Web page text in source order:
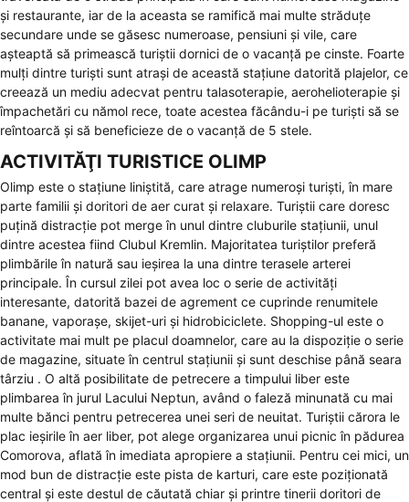
și restaurante, iar de la aceasta se ramifică mai multe străduțe
secundare unde se găsesc numeroase, pensiuni și vile, care
așteaptă să primească turiștii dornici de o vacanță pe cinste. Foarte
mulți dintre turiști sunt atrași de această stațiune datorită plajelor, ce
creează un mediu adecvat pentru talasoterapie, aerohelioterapie și
împachetări cu nămol rece, toate acestea făcându-i pe turiști să se
reîntoarcă și să beneficieze de o vacanță de 5 stele.
ACTIVITĂŢI TURISTICE OLIMP
Olimp este o stațiune liniștită, care atrage numeroși turiști, în mare
parte familii și doritori de aer curat și relaxare. Turiștii care doresc
puțină distracție pot merge în unul dintre cluburile stațiunii, unul
dintre acestea fiind Clubul Kremlin. Majoritatea turiștilor preferă
plimbările în natură sau ieșirea la una dintre terasele arterei
principale. În cursul zilei pot avea loc o serie de activități
interesante, datorită bazei de agrement ce cuprinde renumitele
banane, vaporașe, skijet-uri și hidrobiciclete. Shopping-ul este o
activitate mai mult pe placul doamnelor, care au la dispoziție o serie
de magazine, situate în centrul stațiunii și sunt deschise până seara
târziu . O altă posibilitate de petrecere a timpului liber este
plimbarea în jurul Lacului Neptun, având o faleză minunată cu mai
multe bănci pentru petrecerea unei seri de neuitat. Turiștii cărora le
plac ieșirile în aer liber, pot alege organizarea unui picnic în pădurea
Comorova, aflată în imediata apropiere a stațiunii. Pentru cei mici, un
mod bun de distracție este pista de karturi, care este poziționată
central și este destul de căutată chiar și printre tinerii doritori de